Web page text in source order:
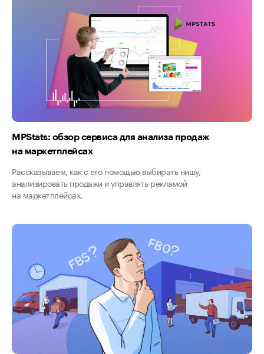
MPStats: обзор сервиса для анализа продаж
на маркетплейсах
Рассказываем, как с его помощью выбирать нишу,
анализировать продажи и управлять рекламой
на маркетплейсах.